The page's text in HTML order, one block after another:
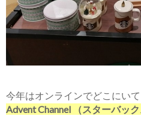
今年はオンラインでどこにい
Advent Channel （スターバッ